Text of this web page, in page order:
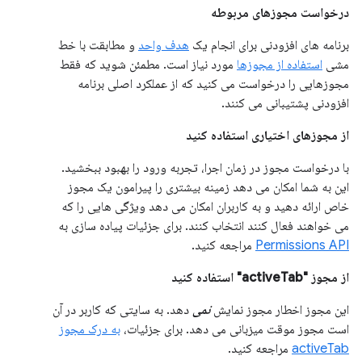
درخواست مجوزهای مربوطه
برنامه های افزودنی برای انجام یک هدف واحد و مطابقت با خط
مشی استفاده از مجوزها مورد نیاز است. مطمئن شوید که فقط
مجوزهایی را درخواست می کنید که از عملکرد اصلی برنامه
افزودنی پشتیبانی می کنند.
از مجوزهای اختیاری استفاده کنید
با درخواست مجوز در زمان اجرا، تجربه ورود را بهبود ببخشید.
این به شما امکان می دهد زمینه بیشتری را پیرامون یک مجوز
خاص ارائه دهید و به کاربران امکان می دهد ویژگی هایی را که
می خواهند فعال کنند انتخاب کنند. برای جزئیات پیاده سازی به
Permissions API مراجعه کنید.
از مجوز "activeTab" استفاده کنید
این مجوز اخطار مجوز نمایشنمی دهد. به سایتی که کاربر در آن
است مجوز موقت میزبانی می دهد. برای جزئیات، به درک مجوز
activeTab مراجعه کنید.